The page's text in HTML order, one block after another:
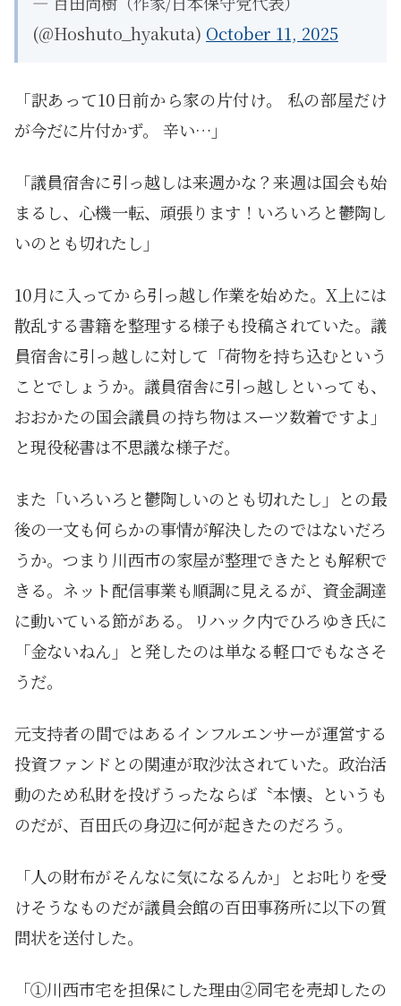
(@Hoshuto_hyakuta) October 11, 2025
「訳あって10日前から家の片付け。 私の部屋だけ
が今だに片付かず。 辛い…」
「議員宿舎に引っ越しは来週かな？来週は国会も始
まるし、心機一転、頑張ります！いろいろと鬱陶し
いのとも切れたし」
10月に入ってから引っ越し作業を始めた。X上には
散乱する書籍を整理する様子も投稿されていた。議
員宿舎に引っ越しに対して「荷物を持ち込むという
ことでしょうか。議員宿舎に引っ越しといっても、
おおかたの国会議員の持ち物はスーツ数着ですよ」
と現役秘書は不思議な様子だ。
また「いろいろと鬱陶しいのとも切れたし」との最
後の一文も何らかの事情が解決したのではないだろ
うか。つまり川西市の家屋が整理できたとも解釈で
きる。ネット配信事業も順調に見えるが、資金調達
に動いている節がある。リハック内でひろゆき氏に
「金ないねん」と発したのは単なる軽口でもなさそ
うだ。
元支持者の間ではあるインフルエンサーが運営する
投資ファンドとの関連が取沙汰されていた。政治活
動のため私財を投げうったならば〝本懐〟というも
のだが、百田氏の身辺に何が起きたのだろう。
「人の財布がそんなに気になるんか」とお𠮟りを受
けそうなものだが議員会館の百田事務所に以下の質
問状を送付した。
「①川西市宅を担保にした理由②同宅を売却したの